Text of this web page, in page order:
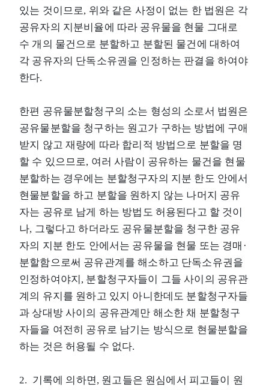
있는 것이므로, 위와 같은 사정이 없는 한 법원은 각
공유자의 지분비율에 따라 공유물을 현물 그대로
수 개의 물건으로 분할하고 분할된 물건에 대하여
각 공유자의 단독소유권을 인정하는 판결을 하여야
한다.
한편 공유물분할청구의 소는 형성의 소로서 법원은
공유물분할을 청구하는 원고가 구하는 방법에 구애
받지 않고 재량에 따라 합리적 방법으로 분할을 명
할 수 있으므로, 여러 사람이 공유하는 물건을 현물
분할하는 경우에는 분할청구자의 지분 한도 안에서
현물분할을 하고 분할을 원하지 않는 나머지 공유
자는 공유로 남게 하는 방법도 허용된다고 할 것이
나, 그렇다고 하더라도 공유물분할을 청구한 공유
자의 지분 한도 안에서는 공유물을 현물 또는 경매·
분할함으로써 공유관계를 해소하고 단독소유권을
인정하여야지, 분할청구자들이 그들 사이의 공유관
계의 유지를 원하고 있지 아니한데도 분할청구자들
과 상대방 사이의 공유관계만 해소한 채 분할청구
자들을 여전히 공유로 남기는 방식으로 현물분할을
하는 것은 허용될 수 없다.
2. 기록에 의하면, 원고들은 원심에서 피고들이 원